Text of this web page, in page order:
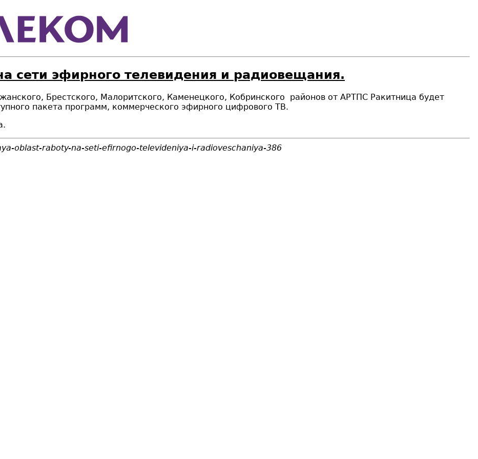
сети эфирного телевидения и радиовещания.
Брестского, Малоритского, Каменецкого, Кобринского районов от АРТПС Ракитница будет
пакета программ, коммерческого эфирного цифрового ТВ.
oblast-raboty-na-seti-efirnogo-televideniya-i-radioveschaniya-386